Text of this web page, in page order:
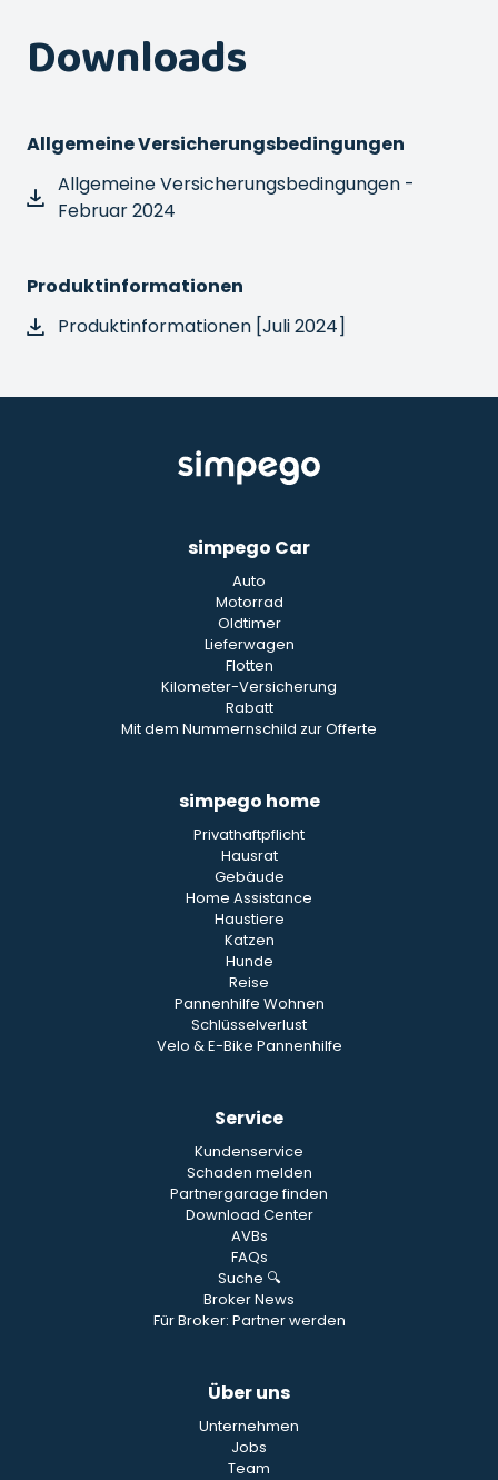
Downloads
Allgemeine Versicherungsbedingungen
Allgemeine Versicherungsbedingungen -
Februar 2024
Produktinformationen
Produktinformationen [Juli 2024]
simpego Car
Auto
Motorrad
Oldtimer
Lieferwagen
Flotten
Kilometer-Versicherung
Rabatt
Mit dem Nummernschild zur Offerte
simpego home
Privathaftpflicht
Hausrat
Gebäude
Home Assistance
Haustiere
Katzen
Hunde
Reise
Pannenhilfe Wohnen
Schlüsselverlust
Velo & E-Bike Pannenhilfe
Service
Kundenservice
Schaden melden
Partnergarage finden
Download Center
AVBs
FAQs
Suche 🔍
Broker News
Für Broker: Partner werden
Über uns
Unternehmen
Jobs
Team